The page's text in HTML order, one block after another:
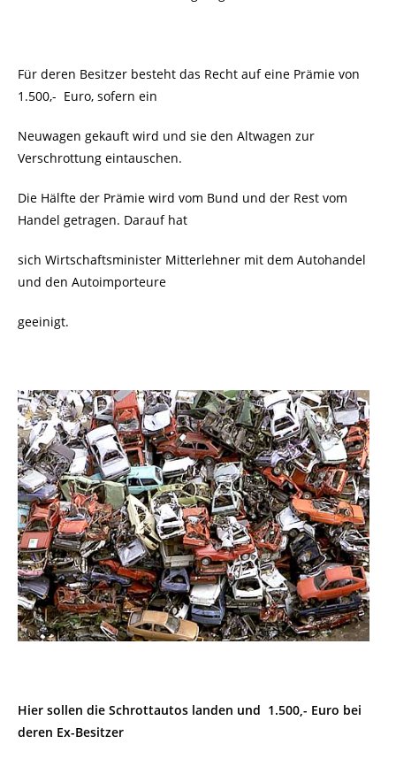
Für deren Besitzer besteht das Recht auf eine Prämie von
1.500,- Euro, sofern ein
Neuwagen gekauft wird und sie den Altwagen zur
Verschrottung eintauschen.
Die Hälfte der Prämie wird vom Bund und der Rest vom
Handel getragen. Darauf hat
sich Wirtschaftsminister Mitterlehner mit dem Autohandel
und den Autoimporteure
geeinigt.
Hier sollen die Schrottautos landen und 1.500,- Euro bei
deren Ex-Besitzer